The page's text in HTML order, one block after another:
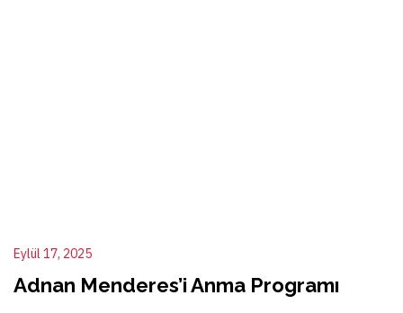
Eylül 17, 2025
Adnan Menderes’i Anma Programı